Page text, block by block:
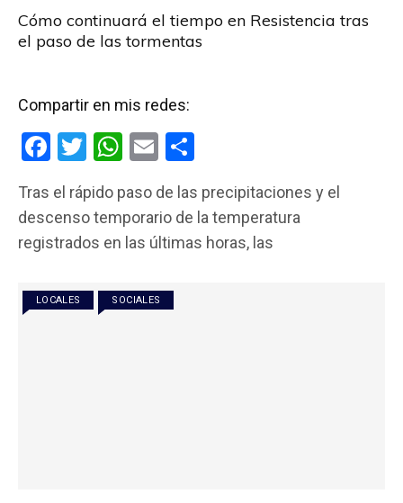
Cómo continuará el tiempo en Resistencia tras
el paso de las tormentas
Compartir en mis redes:
F
ce
b
o
k
T
tt
er
W
at
s
p
p
E
ail m
p
Tras el rápido paso de las precipitaciones y el
descenso temporario de la temperatura
registrados en las últimas horas, las
LOCALES SOCIALES